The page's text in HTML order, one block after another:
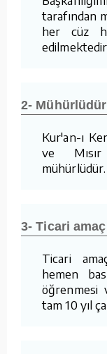
tarafından
her cüz
2-
Kur'an-ı
ve Mısır
mühürlüdür.
3- Ticari
Ticari
hemen
öğrenmesi
tam 10 yıl